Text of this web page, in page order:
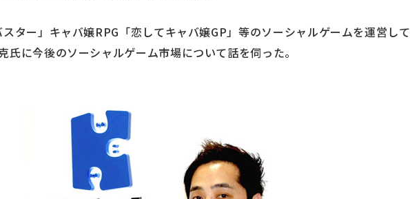
ター」キャバ嬢RPG「恋してキャバ嬢GP」等のソーシャルゲームを運営し
に今後のソーシャルゲーム市場について話を伺った。